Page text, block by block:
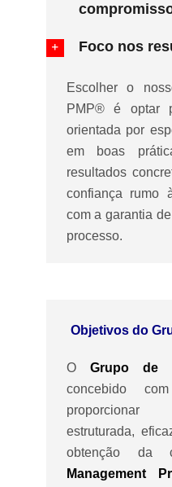
Foco nos
Escolher o
PMP® é optar
orientada por
em boas
resultados
confiança rumo
com a garantia
processo.
Objetivos do
OGrupo de
concebido
proporcionar
estruturada,
obtenção da
Management